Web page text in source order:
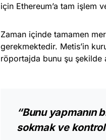
için Ethereum’a tam işlem
Zaman içinde tamamen
gerekmektedir. Metis’in
röportajda bunu şu şekilde
“Bunu yapmanın
sokmak ve